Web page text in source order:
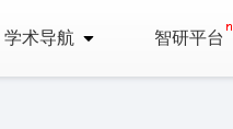
学术导航 智研平台